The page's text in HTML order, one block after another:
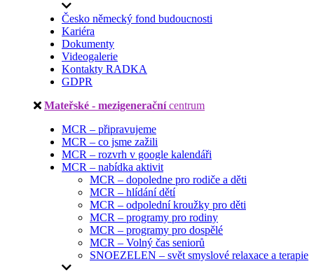
Česko německý fond budoucnosti
Kariéra
Dokumenty
Videogalerie
Kontakty RADKA
GDPR
Mateřské - mezigenerační centrum
MCR – připravujeme
MCR – co jsme zažili
MCR – rozvrh v google kalendáři
MCR – nabídka aktivit
MCR – dopoledne pro rodiče a děti
MCR – hlídání dětí
MCR – odpolední kroužky pro děti
MCR – programy pro rodiny
MCR – programy pro dospělé
MCR – Volný čas seniorů
SNOEZELEN – svět smyslové relaxace a terapie